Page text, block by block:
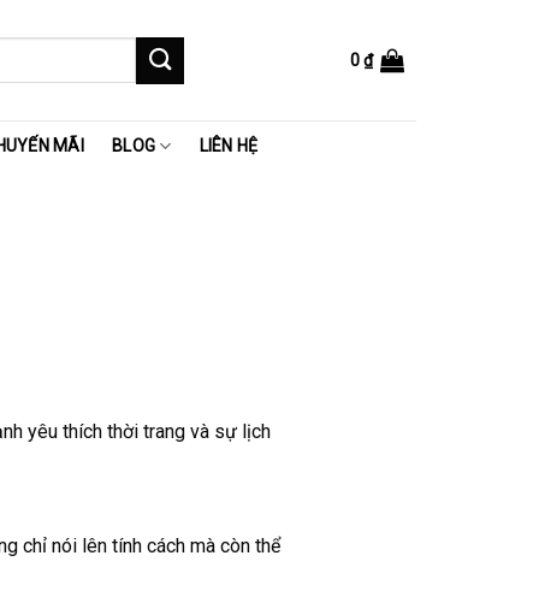
0₫
MÃI BLOG LIÊN HỆ
yêu thích thời trang và sự lịch
chỉ nói lên tính cách mà còn thể